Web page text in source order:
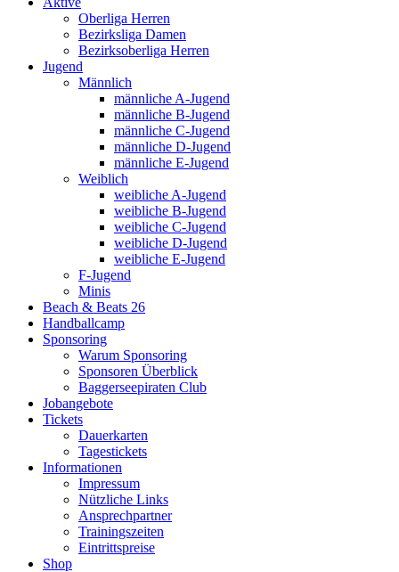
Oberliga Herren
Bezirksliga Damen
Bezirksoberliga Herren
Jugend
Männlich
männliche A-Jugend
männliche B-Jugend
männliche C-Jugend
männliche D-Jugend
männliche E-Jugend
Weiblich
weibliche A-Jugend
weibliche B-Jugend
weibliche C-Jugend
weibliche D-Jugend
weibliche E-Jugend
F-Jugend
Minis
Beach & Beats 26
Handballcamp
Sponsoring
Warum Sponsoring
Sponsoren Überblick
Baggerseepiraten Club
Jobangebote
Tickets
Dauerkarten
Tagestickets
Informationen
Impressum
Nützliche Links
Ansprechpartner
Trainingszeiten
Eintrittspreise
Shop